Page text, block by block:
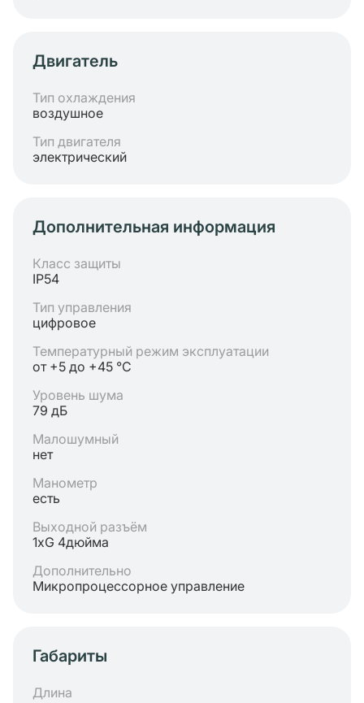
Двигатель
Тип охлаждения
воздушное
Тип двигателя
электрический
Дополнительная информация
Класс защиты
IP54
Тип управления
цифровое
Температурный режим эксплуатации
от +5 до +45 °C
Уровень шума
79 дБ
Малошумный
нет
Манометр
есть
Выходной разъём
1хG 4дюйма
Дополнительно
Микропроцессорное управление
Габариты
Длина